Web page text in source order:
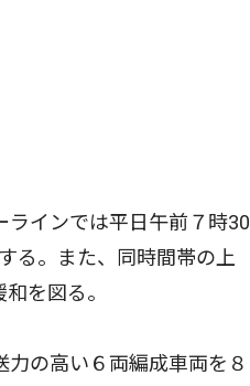
インでは平日午前７時30
る。また、同時間帯の上
を図る。
の高い６両編成車両を８